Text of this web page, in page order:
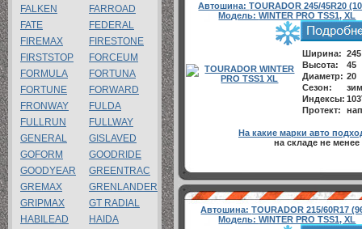
Автошина:TOURADOR 245/45R20
Модель:WINTER PRO TSS1, XL
Ширина: 245
Высота:
45
Диаметр: 20
Сезон:
Индексы:
Протект:
На какие марки авто
на складе не менее
Автошина:TOURADOR 215/60R17
Модель:WINTER PRO TSS1, XL
FALKEN
FARROAD
FATE
FEDERAL
FIREMAX
FIRESTONE
FIRSTSTOP
FORCEUM
FORMULA
FORTUNA
FORTUNE
FORWARD
FRONWAY
FULDA
FULLRUN
FULLWAY
GENERAL
GISLAVED
GOFORM
GOODRIDE
GOODYEAR
GREENTRAC
GREMAX
GRENLANDER
GRIPMAX
GT RADIAL
HABILEAD
HAIDA